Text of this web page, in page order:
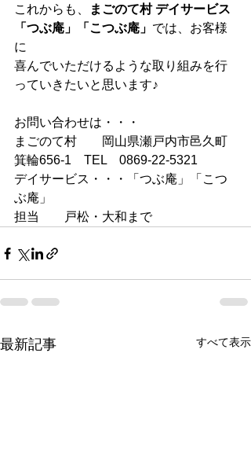
これからも、
まごのて村 デイサービス
「つぶ庵」「こつぶ庵」 では、お客様
に
喜んでいただけるような取り組みを行
っていきたいと思います♪
お問い合わせは・・・
まごのて村　　岡山県瀬戸内市邑久町
箕輪656-1　TEL　0869-22-5321
デイサービス・・・「つぶ庵」「こつ
ぶ庵」
担当　　戸松・大和まで
最新記事 すべて表示